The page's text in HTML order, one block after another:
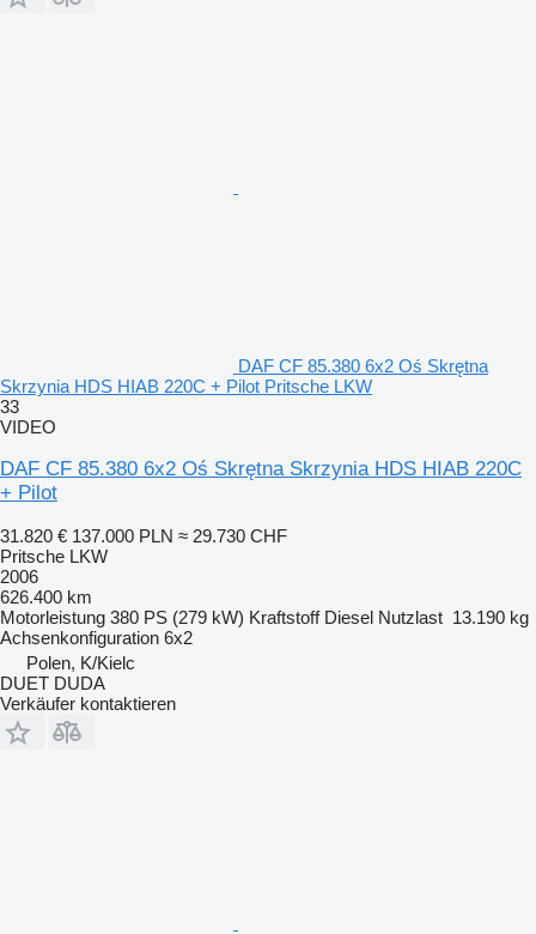
DAF CF 85.380 6x2 Oś Skrętna
Skrzynia HDS HIAB 220C + Pilot Pritsche LKW
33
VIDEO
DAF CF 85.380 6x2 Oś Skrętna Skrzynia HDS HIAB 220C
+ Pilot
31.820 € 137.000 PLN ≈ 29.730 CHF
Pritsche LKW
2006
626.400 km
Motorleistung 380 PS (279 kW) Kraftstoff Diesel Nutzlast 13.190 kg
Achsenkonfiguration 6x2
Polen, K/Kielc
DUET DUDA
Verkäufer kontaktieren